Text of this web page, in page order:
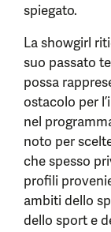
spiegato.
La showgirl
suo passato
possa
ostacolo per
nel
noto per
che spesso
profili
ambiti dello
dello sport e